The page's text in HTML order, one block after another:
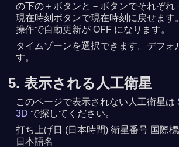
の下の＋ボタンと－ボタンでそれぞれ
現在時刻ボタンで現在時刻に戻せます
操作で自動更新が OFF になります。
タイムゾーンを選択できます。デフォ
す。
5. 表示される人工衛星
このページで表示されない人工衛星は
3D で探してください。
打ち上げ日 (日本時間) 衛星番号 国際
日本語名